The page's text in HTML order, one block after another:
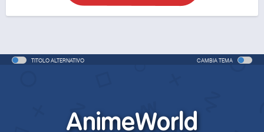
TITOLO ALTERNATIVO CAMBIA TEMA
AnimeWorld